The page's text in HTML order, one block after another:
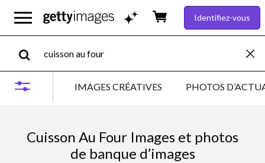
Identifiez-vous
IMAGES CRÉATIVES PHOTOS
Cuisson Au Four Images et photos
de banque d’images